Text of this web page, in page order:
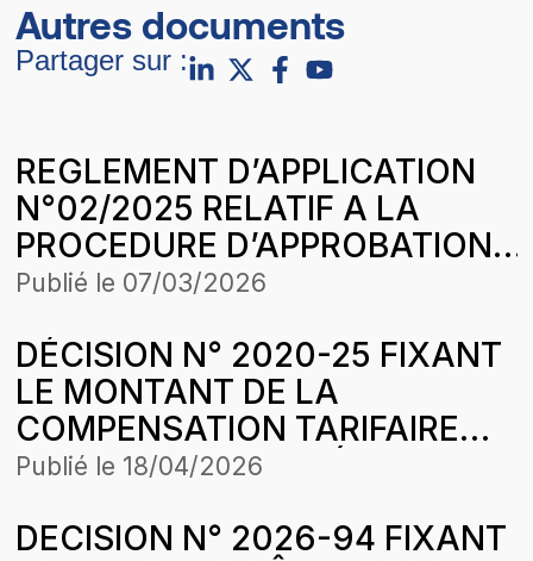
Autres documents
Partager sur :
REGLEMENT D’APPLICATION
N°02/2025 RELATIF A LA
PROCEDURE D’APPROBATION
DU DIFFERENTIEL DE
PETROLIERS LIQUIDES
Publié le 07/03/2026
DÉCISION N° 2020-25 FIXANT
LE MONTANT DE LA
COMPENSATION TARIFAIRE
POUR LE MOIS DE FÉVRIER
AFRICAINE (ERA) DANS LE
Publié le 18/04/2026
DECISION N° 2026-94 FIXANT